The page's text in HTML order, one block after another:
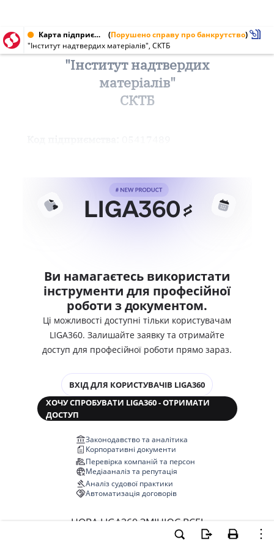
Карта підприємства від 30.11.1999 № 05417489 (Порушено справу про банкрутство)
"Інститут надтвердих матеріалів", СКТБ
"Інститут надтвердих
матеріалів"
СКТБ
Ви намагаєтесь використати
інструменти для професійної
роботи з документом.
Ці можливості доступні тільки користувачам
LIGA360. Залишайте заявку та отримайте
доступ для професійної роботи прямо зараз.
ВХІД ДЛЯ КОРИСТУВАЧІВ LIGA360
ХОЧУ СПРОБУВАТИ LIGA360 - ОТРИМАТИ
ДОСТУП
Законодавство та аналітика
Корпоративні документи
Перевірка компаній та персон
Медіааналіз та репутація
Аналіз судової практики
Автоматизація договорів
НОВА LIGA360 ЗМІНЮЄ ВСЕ!